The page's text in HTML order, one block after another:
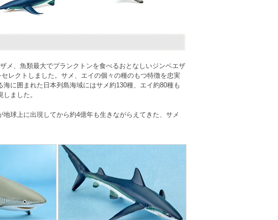
メ、魚類最大でプランクトンを食べるおとなしいジンベエザ
レクトしました。サメ、エイの個々の種のもつ特徴を忠実
に囲まれた日本列島海域にはサメ約130種、エイ約80種も
ました。
球上に出現してから約4億年も生きながらえてきた、サメ